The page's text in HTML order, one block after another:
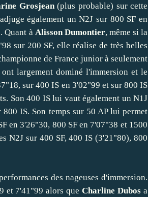
Grosjean(plus probable) sur cette
également un N2J sur 800 SF en
Quant à Alisson Dumontier, même si la
sur 200 SF, elle réalise de très belles
de France junior à seulement
ont largement dominé l'immersion et le
sur 400 IS en 3'02"99 et sur 800 IS
Son 400 IS lui vaut également un N1J
IS. Son temps sur 50 AP lui permet
en 3'26"30, 800 SF en 7'07"38 et 1500
N2J sur 400 SF, 400 IS (3'21"80), 800
des nageuses d'immersion.
et 7'41"99 alors queCharline Dubos a